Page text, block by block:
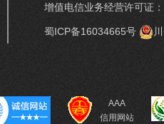
增值电信业务经营许可证
蜀ICP备16034665号
AAA
信用网站